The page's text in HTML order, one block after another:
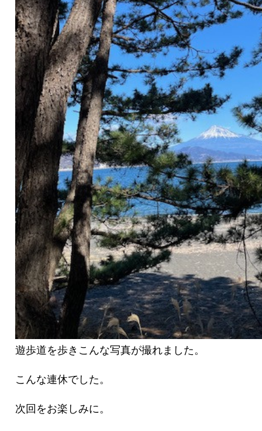
遊歩道を歩きこんな写真が撮れました。
こんな連休でした。
次回をお楽しみに。